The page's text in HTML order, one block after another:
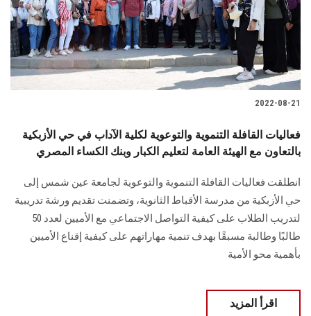
2022-08-21
فعاليات القافلة التنموية والتوعوية لكلية الآداب في حي الأزبكية
بالتعاون مع الهيئة العامة لتعليم الكبار وبنك الكساء المصري
انطلقت فعاليات القافلة التنموية والتوعوية لجامعة عين شمس إلى
حي الأزبكية من مدرسة الأقباط الثانوية، وتضمنت تقديم ورشة تدريبية
لتدريب الطلاب على كيفية التواصل الاجتماعي مع الأميين لعدد 50
طالبًا وطالبة مسبقًا بهدف تنمية مهاراتهم على كيفية إقناع الأميين
بأهمية محو الأمية
اقرأ المزيد